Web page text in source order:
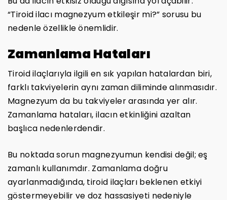
“Tiroid ilacı magnezyum etkileşir mi?” sorusu bu
nedenle özellikle önemlidir.
Zamanlama Hataları
Tiroid ilaçlarıyla ilgili en sık yapılan hatalardan biri,
farklı takviyelerin aynı zaman diliminde alınmasıdır.
Magnezyum da bu takviyeler arasında yer alır.
Zamanlama hataları, ilacın etkinliğini azaltan
başlıca nedenlerdendir.
Bu noktada sorun magnezyumun kendisi değil; eş
zamanlı kullanımdır. Zamanlama doğru
ayarlanmadığında, tiroid ilaçları beklenen etkiyi
göstermeyebilir ve doz hassasiyeti nedeniyle